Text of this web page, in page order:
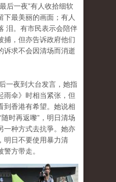
后一夜”有人收拾细软
下最美丽的画面；有人
泪。有市民表示会陪伴
捕，但亦告诉政府他们
诉求不会因清场而消逝
一夜到大台发言，她指
雨伞》时相当紧张，但
到香港有希望。她说相
时再返嚟”，明日清场
一种方式去抗爭。她亦
明日不要使用暴力清
方带走。